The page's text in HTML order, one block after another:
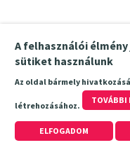
A felhasználói
sütiket használunk
Az oldal bármely
létrehozásához.
TOVÁBBI
ELFOGADOM